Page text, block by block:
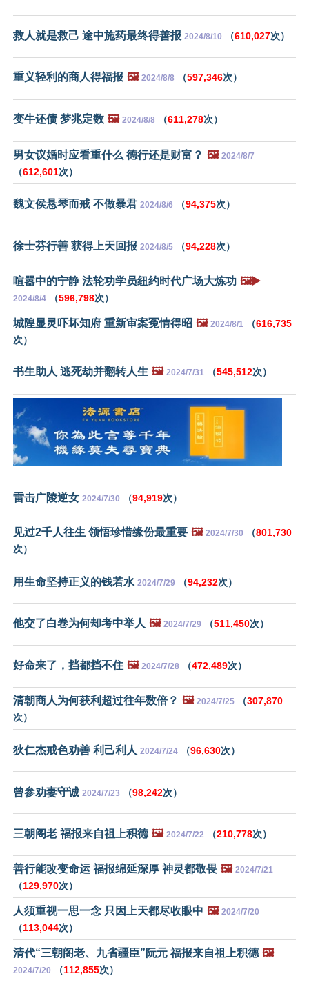
救人就是救己 途中施药最终得善报 2024/8/10 （610,027次）
重义轻利的商人得福报 🖼️ 2024/8/8 （597,346次）
变牛还债 梦兆定数 🖼️ 2024/8/8 （611,278次）
男女议婚时应看重什么 德行还是财富？ 🖼️ 2024/8/7
（612,601次）
魏文侯悬琴而戒 不做暴君 2024/8/6 （94,375次）
徐士芬行善 获得上天回报 2024/8/5 （94,228次）
喧嚣中的宁静 法轮功学员纽约时代广场大炼功 🖼️▶️
2024/8/4 （596,798次）
城隍显灵吓坏知府 重新审案冤情得昭 🖼️ 2024/8/1 （616,735
次）
书生助人 逃死劫并翻转人生 🖼️ 2024/7/31 （545,512次）
雷击广陵逆女 2024/7/30 （94,919次）
见过2千人往生 领悟珍惜缘份最重要 🖼️ 2024/7/30 （801,730
次）
用生命坚持正义的钱若水 2024/7/29 （94,232次）
他交了白卷为何却考中举人 🖼️ 2024/7/29 （511,450次）
好命来了，挡都挡不住 🖼️ 2024/7/28 （472,489次）
清朝商人为何获利超过往年数倍？ 🖼️ 2024/7/25 （307,870
次）
狄仁杰戒色劝善 利己利人 2024/7/24 （96,630次）
曾参劝妻守诚 2024/7/23 （98,242次）
三朝阁老 福报来自祖上积德 🖼️ 2024/7/22 （210,778次）
善行能改变命运 福报绵延深厚 神灵都敬畏 🖼️ 2024/7/21
（129,970次）
人须重视一思一念 只因上天都尽收眼中 🖼️ 2024/7/20
（113,044次）
清代“三朝阁老、九省疆臣”阮元 福报来自祖上积德 🖼️
2024/7/20 （112,855次）